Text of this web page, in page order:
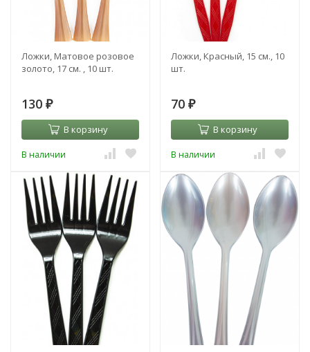
Ложки, Матовое розовое
золото, 17 см. , 10 шт.
130 ₽
В корзину
В наличии
Ложки, Красный, 15 см., 10
шт.
70 ₽
В корзину
В наличии